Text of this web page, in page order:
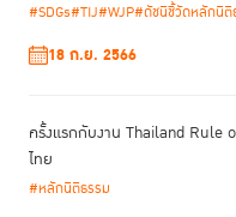
#SDGs#TIJ#WJP#ดัชนีชี้วัดหลักนิติ
18 ก.ย. 2566
ครั้งแรกกับงาน Thailand Rule
ไทย
#หลักนิติธรรม